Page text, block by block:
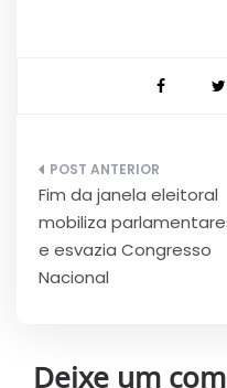
Navegação
de
Post
Fim da janela eleitoral
mobiliza
e esvazia Congresso
Nacional
Deixe um